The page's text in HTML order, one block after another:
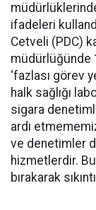
ifadeleri
Cetveli (PDC)
müdürlüğünde
‘fazlası görev
halk sağlığı
sigara
ardı
ve denetimler
hizmetlerdir.
bırakarak